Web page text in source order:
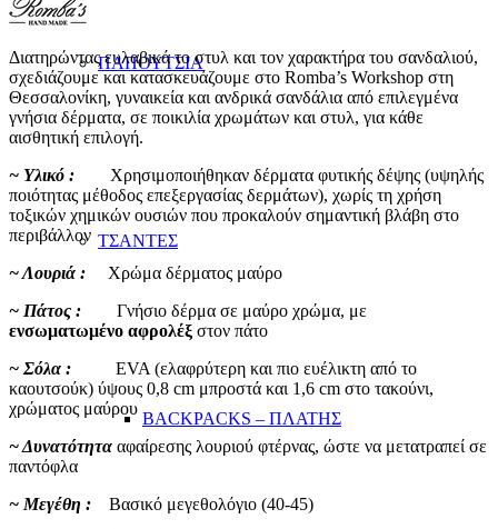
ΠΑΠΟΥΤΣΙΑ
ΤΣΑΝΤΕΣ
BACKPACKS – ΠΛΑΤΗΣ
Διατηρώντας ευλαβικά το στυλ και τον χαρακτήρα του σανδαλιού,
σχεδιάζουμε και κατασκευάζουμε στο Romba’s Workshop στη
Θεσσαλονίκη, γυναικεία και ανδρικά σανδάλια από επιλεγμένα
γνήσια δέρματα, σε ποικιλία χρωμάτων και στυλ, για κάθε
αισθητική επιλογή.
~ Υλικό :
Χρησιμοποιήθηκαν δέρματα φυτικής δέψης (υψηλής
ποιότητας μέθοδος επεξεργασίας δερμάτων), χωρίς τη χρήση
τοξικών χημικών ουσιών που προκαλούν σημαντική βλάβη στο
περιβάλλον
~ Λουριά :
Χρώμα δέρματος μαύρο
~ Πάτος :
Γνήσιο δέρμα σε μαύρο χρώμα, με
ενσωματωμένο αφρολέξ στον πάτο
~ Σόλα :
EVA (ελαφρύτερη και πιο ευέλικτη από το
καουτσούκ) ύψους 0,8 cm μπροστά και 1,6 cm στο τακούνι,
χρώματος μαύρου
~ Δυνατότητα αφαίρεσης λουριού φτέρνας, ώστε να μετατραπεί σε
παντόφλα
~ Μεγέθη : Βασικό μεγεθολόγιο (40-45)